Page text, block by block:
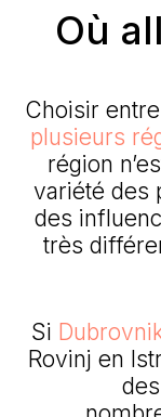
Où
Choisir
plusieurs
région
variété des
des
très
Si
Rovinj en